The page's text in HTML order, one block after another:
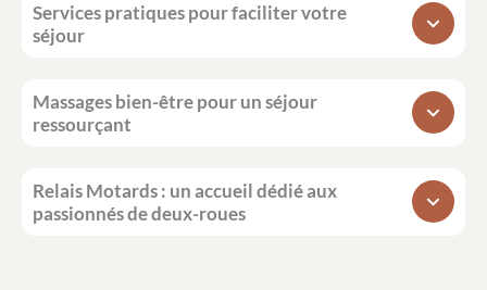
Services pratiques pour faciliter votre
séjour
Massages bien-être pour un séjour
ressourçant
Relais Motards : un accueil dédié aux
passionnés de deux-roues